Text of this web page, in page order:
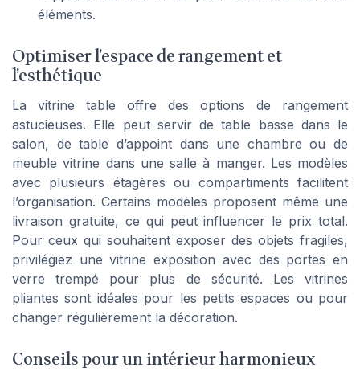
éléments.
Optimiser l’espace de rangement et
l’esthétique
La vitrine table offre des options de rangement
astucieuses. Elle peut servir de table basse dans le
salon, de table d’appoint dans une chambre ou de
meuble vitrine dans une salle à manger. Les modèles
avec plusieurs étagères ou compartiments facilitent
l’organisation. Certains modèles proposent même une
livraison gratuite, ce qui peut influencer le prix total.
Pour ceux qui souhaitent exposer des objets fragiles,
privilégiez une vitrine exposition avec des portes en
verre trempé pour plus de sécurité. Les vitrines
pliantes sont idéales pour les petits espaces ou pour
changer régulièrement la décoration.
Conseils pour un intérieur harmonieux